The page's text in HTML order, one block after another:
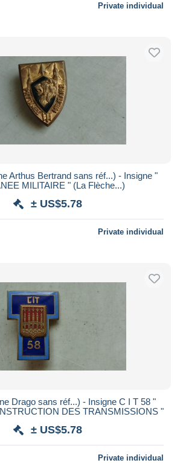
Private individual
Arthus Bertrand sans réf...) - Insigne "
MILITAIRE " (La Flèche...)
± US$5.78
Private individual
Drago sans réf...) - Insigne C I T 58 "
DES TRANSMISSIONS "
± US$5.78
Private individual